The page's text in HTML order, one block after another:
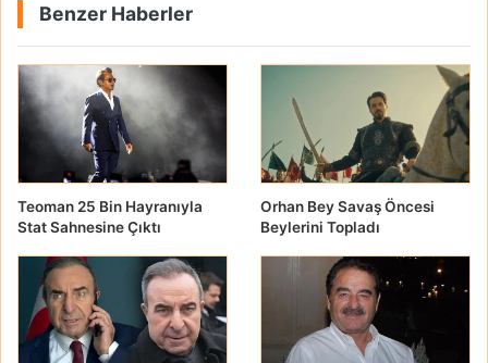
Benzer Haberler
Teoman 25 Bin Hayranıyla
Stat Sahnesine Çıktı
Orhan Bey Savaş Öncesi
Beylerini Topladı